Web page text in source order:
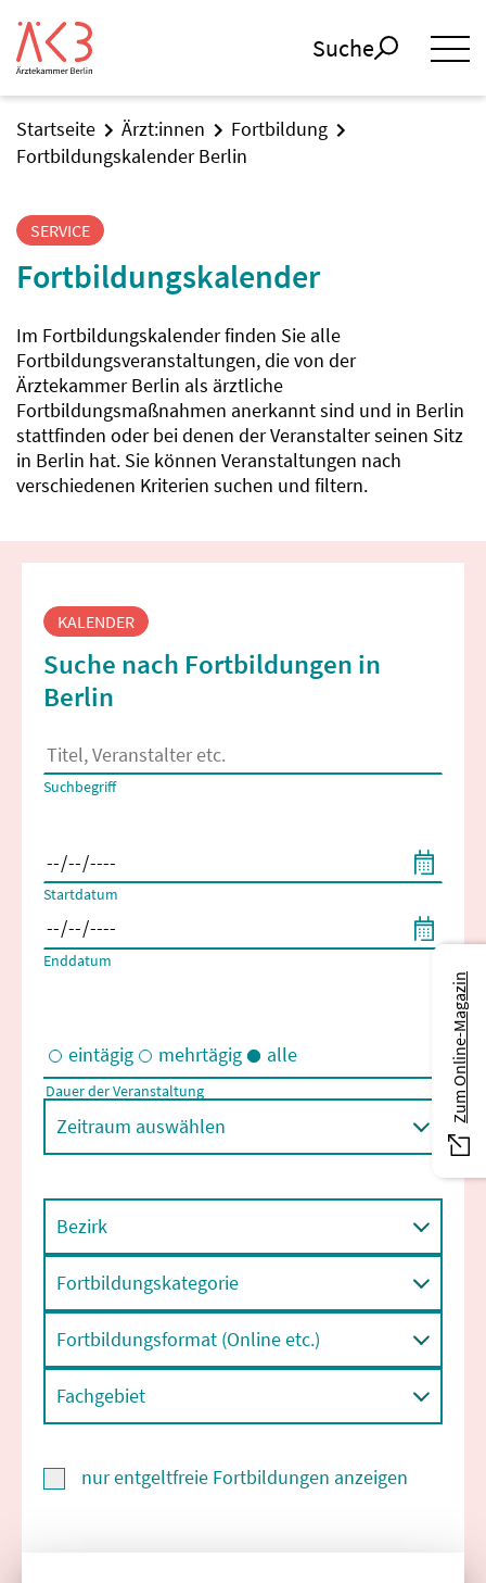
Suche
Startseite Ärzt:innen
Fortbildung
Fortbildungskalender Berlin
SERVICE
Fortbildungskalender
Im Fortbildungskalender finden Sie alle
Fortbildungsveranstaltungen, die von der
Ärztekammer Berlin als ärztliche
Fortbildungsmaßnahmen anerkannt sind und in Berlin
stattfinden oder bei denen der Veranstalter seinen Sitz
in Berlin hat. Sie können Veranstaltungen nach
verschiedenen Kriterien suchen und filtern.
Fortbildungssuche
KALENDER
Suche nach Fortbildungen in
Berlin
Es erscheinen Suchvorschläge, wenn mindestens 2 Zeichen
Suchbegriff
Startdatum
Enddatum
Eintägige und/oder mehrtägige Veranstaltungen
eintägig mehrtägig alle
Dauer der Veranstaltung
Zeitraum auswählen
Bezirk
Fortbildungskategorie
Fortbildungsformat (Online etc.)
Fachgebiet
nur entgeltfreie Fortbildungen anzeigen
Zum Online-Magazin